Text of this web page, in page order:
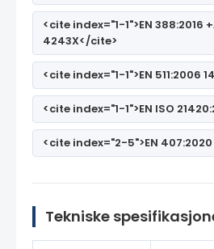
<cite index="1-1">EN 388:2016
4243X</cite>
<cite index="1-1">EN 511:2006
<cite index="1-1">EN ISO
<cite index="2-5">EN
Tekniske